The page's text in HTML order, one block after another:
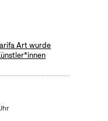
Art wurde